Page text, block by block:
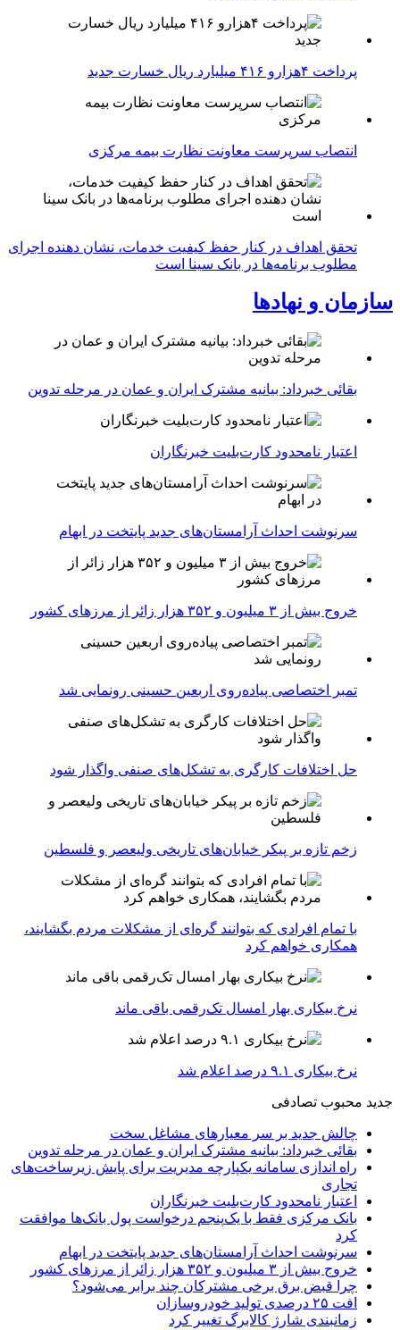
پرداخت ۴هزارو ۴۱۶ میلیارد ریال خسارت جدید
انتصاب سرپرست معاونت نظارت بیمه مرکزی
تحقق اهداف در کنار حفظ کیفیت خدمات، نشان دهنده اجرای
مطلوب برنامه‌ها در بانک سینا است
سازمان و نهادها
بقائی خبرداد: بیانیه مشترک ایران و عمان در مرحله تدوین
اعتبار نامحدود کارت‌بلیت خبرنگاران
سرنوشت احداث آرامستان‌های جدید پایتخت در ابهام
خروج بیش از ۳ میلیون و ۳۵۲ هزار زائر از مرزهای کشور
تمبر اختصاصی پیاده‌روی اربعین حسینی رونمایی شد
حل اختلافات کارگری به تشکل‌های صنفی واگذار شود
زخم تازه بر پیکر خیابان‌های تاریخی ولیعصر و فلسطین
با تمام افرادی که بتوانند گره‌ای از مشکلات مردم بگشایند،
همکاری خواهم کرد
نرخ بیکاری بهار امسال تک‌رقمی باقی ماند
نرخ بیکاری ۹.۱ درصد اعلام شد
جدید محبوب تصادفی
چالش جدید بر سر معیارهای مشاغل سخت
بقائی خبرداد: بیانیه مشترک ایران و عمان در مرحله تدوین
راه اندازی سامانه یکپارچه مدیریت برای پایش زیرساخت‌های
تجاری
اعتبار نامحدود کارت‌بلیت خبرنگاران
بانک مرکزی فقط با یک‌‎پنجم درخواست پول بانک‌ها موافقت
کرد
سرنوشت احداث آرامستان‌های جدید پایتخت در ابهام
خروج بیش از ۳ میلیون و ۳۵۲ هزار زائر از مرزهای کشور
چرا قبض برق برخی مشترکان چند برابر می‌شود؟
افت ۲۵ درصدی تولید خودروسازان
زمانبندی شارژ کالابرگ تغییر کرد